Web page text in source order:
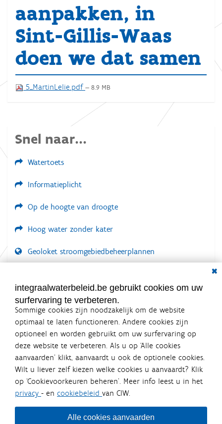
aanpakken, in
Sint-Gillis-Waas
doen we dat samen
5_MartinLelie.pdf — 8.9 MB
Snel naar...
Watertoets
Informatieplicht
Op de hoogte van droogte
Hoog water zonder kater
Geoloket stroomgebiedbeheerplannen
LOGIN VEREIST
integraalwaterbeleid.be gebruikt cookies om uw
surfervaring te verbeteren.
Sommige cookies zijn noodzakelijk om de website
optimaal te laten functioneren. Andere cookies zijn
optioneel en worden gebruikt om uw surfervaring op
deze website te verbeteren. Als u op ‘Alle cookies
aanvaarden’ klikt, aanvaardt u ook de optionele cookies.
Wilt u liever zelf kiezen welke cookies u aanvaardt? Klik
op ‘Cookievoorkeuren beheren’. Meer info leest u in het
privacy - en cookiebeleid van CIW.
Alle cookies aanvaarden
Integraalwaterbeleid.be is een
officiële website van de Vlaamse
overheid
uitgegeven door Coördinatiecommissie Integraal
Waterbeleid
De Coördinatiecommissie Integraal Waterbeleid (CIW) is een
bestuursniveaus die bij het waterbeleid betrokken zijn. Ook
waterbedrijven nemen deel aan het overleg. Deze